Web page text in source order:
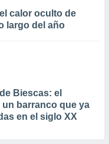
calor oculto de
largo del año
Biescas: el
barranco que ya
en el siglo XX